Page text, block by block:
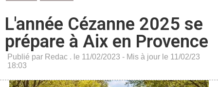
L'année Cézanne 2025 se
prépare à Aix en Provence
Publié par Redac . le 11/02/2023 - Mis à jour le 11/02/23
18:03